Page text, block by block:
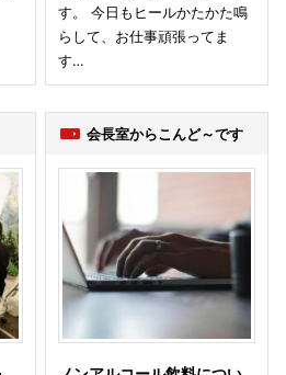
す。 今日もヒールかたかた鳴
らして、お仕事頑張ってま
す…
会長室からこんど～です